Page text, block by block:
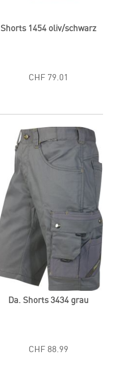
Shorts 1454 oliv/schwarz
CHF 79.01
Da. Shorts 3434 grau
CHF 88.99